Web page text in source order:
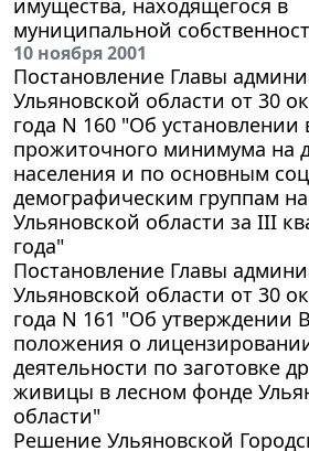
имущества, находящегося в
муниципальной
10 ноября 2001
Постановление Главы
Ульяновской области от 30
года N 160 "Об
прожиточного минимума на
населения и по основным
демографическим группам
Ульяновской области за III
года"
Постановление Главы
Ульяновской области от 30
года N 161 "Об утверждении
положения о
деятельности по заготовке
живицы в лесном фонде
области"
Решение Ульяновской